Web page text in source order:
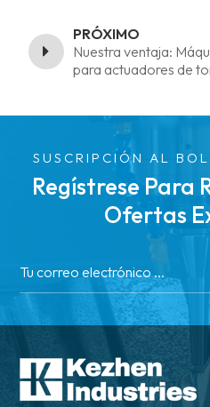
PRÓXIMO
Nuestra ventaja:
para actuadores de
SUSCRIPCIÓN AL
Regístrese Para
Ofertas